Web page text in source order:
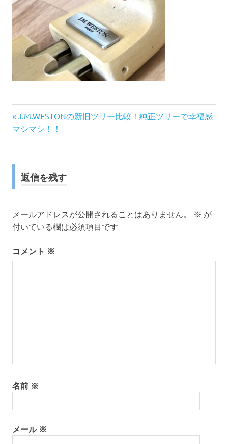
投
稿
ナ
ビ
ー
シ
前
の
記
J.M.WESTONの新旧ツリー比較！純正ツリーで幸福感
マシマシ！！
返信を残す
メールアドレスが公開されることはありません。 ※ が
付いている欄は必須項目です
コメント ※
名前 ※
メール ※